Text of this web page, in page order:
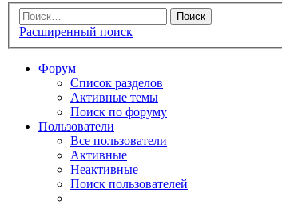
Расширенный поиск
Форум
Список разделов
Активные темы
Поиск по форуму
Пользователи
Все пользователи
Активные
Неактивные
Поиск пользователей